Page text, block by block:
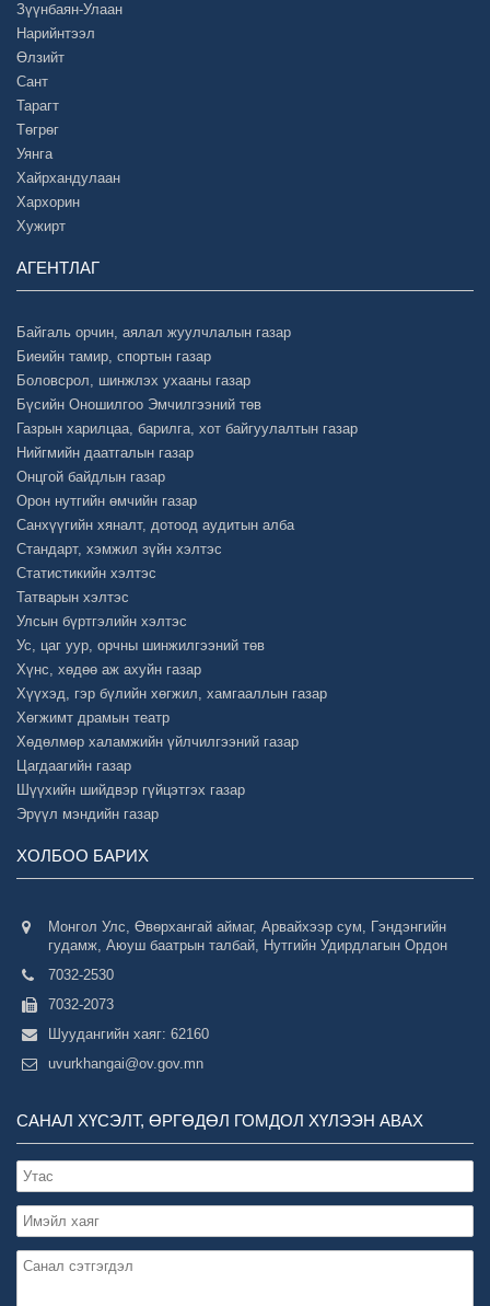
Зүүнбаян-Улаан
Нарийнтээл
Өлзийт
Сант
Тарагт
Төгрөг
Уянга
Хайрхандулаан
Хархорин
Хужирт
АГЕНТЛАГ
Байгаль орчин, аялал жуулчлалын газар
Биеийн тамир, спортын газар
Боловсрол, шинжлэх ухааны газар
Бүсийн Оношилгоо Эмчилгээний төв
Газрын харилцаа, барилга, хот байгуулалтын газар
Нийгмийн даатгалын газар
Онцгой байдлын газар
Орон нутгийн өмчийн газар
Санхүүгийн хяналт, дотоод аудитын алба
Стандарт, хэмжил зүйн хэлтэс
Статистикийн хэлтэс
Татварын хэлтэс
Улсын бүртгэлийн хэлтэс
Ус, цаг уур, орчны шинжилгээний төв
Хүнс, хөдөө аж ахуйн газар
Хүүхэд, гэр бүлийн хөгжил, хамгааллын газар
Хөгжимт драмын театр
Хөдөлмөр халамжийн үйлчилгээний газар
Цагдаагийн газар
Шүүхийн шийдвэр гүйцэтгэх газар
Эрүүл мэндийн газар
ХОЛБОО БАРИХ
Монгол Улс, Өвөрхангай аймаг, Арвайхээр сум, Гэндэнгийн
гудамж, Аюуш баатрын талбай, Нутгийн Удирдлагын Ордон
7032-2530
7032-2073
Шуудангийн хаяг: 62160
uvurkhangai@ov.gov.mn
САНАЛ ХҮСЭЛТ, ӨРГӨДӨЛ ГОМДОЛ ХҮЛЭЭН АВАХ